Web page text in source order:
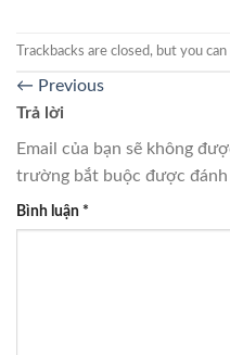
Trackbacks are closed, but you can
← Previous
Trả lời
Email của bạn sẽ không
trường bắt buộc được đánh
Bình luận *